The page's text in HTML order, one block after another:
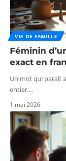
VIE DE FAMILLE
Féminin
exact en
Un mot qui paraît
entier.…
1 mai 2026